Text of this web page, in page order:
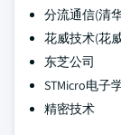
分流通信(清
花威技术(花
东芝公司
STMicro电子
精密技术